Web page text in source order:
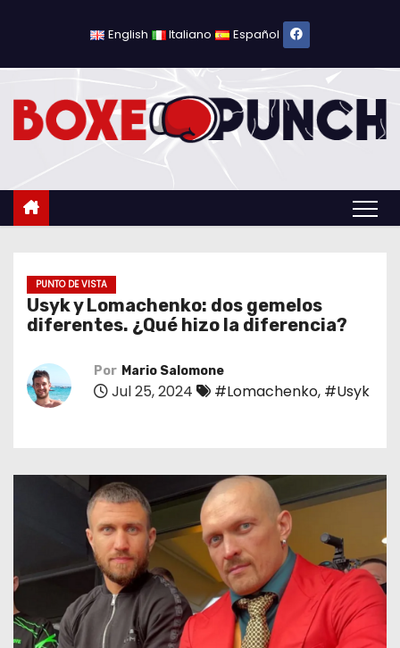
l
English Italiano Español
PUNTO DE VISTA
Usyk y Lomachenko: dos gemelos
diferentes. ¿Qué hizo la diferencia?
Por Mario Salomone
Jul 25, 2024 #Lomachenko, #Usyk